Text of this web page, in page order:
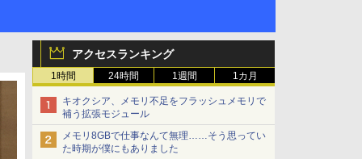
アクセスランキング
1時間 24時間 1週間 1カ月
キオクシア、メモリ不足をフラッシュメモリで
補う拡張モジュール
メモリ8GBで仕事なんて無理……そう思ってい
た時期が僕にもありました